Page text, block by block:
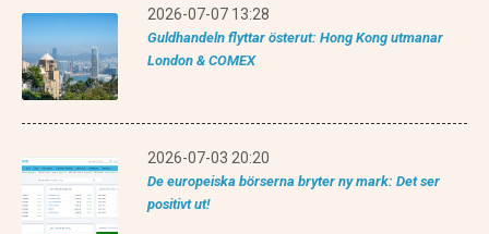
2026-07-07 13:28
Guldhandeln flyttar österut: Hong Kong utmanar
London & COMEX
2026-07-03 20:20
De europeiska börserna bryter ny mark: Det ser
positivt ut!